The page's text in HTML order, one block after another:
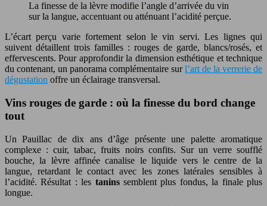
La finesse de la lèvre modifie l’angle d’arrivée du vin
sur la langue, accentuant ou atténuant l’acidité perçue.
L’écart perçu varie fortement selon le vin servi. Les lignes qui
suivent détaillent trois familles : rouges de garde, blancs/rosés, et
effervescents. Pour approfondir la dimension esthétique et technique
du contenant, un panorama complémentaire surl’art de la verrerie de
dégustation offre un éclairage transversal.
Vins rouges de garde : où la finesse du bord change
tout
Un Pauillac de dix ans d’âge présente une palette aromatique
complexe : cuir, tabac, fruits noirs confits. Sur un verre soufflé
bouche, la lèvre affinée canalise le liquide vers le centre de la
langue, retardant le contact avec les zones latérales sensibles à
l’acidité. Résultat : les taninssemblent plus fondus, la finale plus
longue.